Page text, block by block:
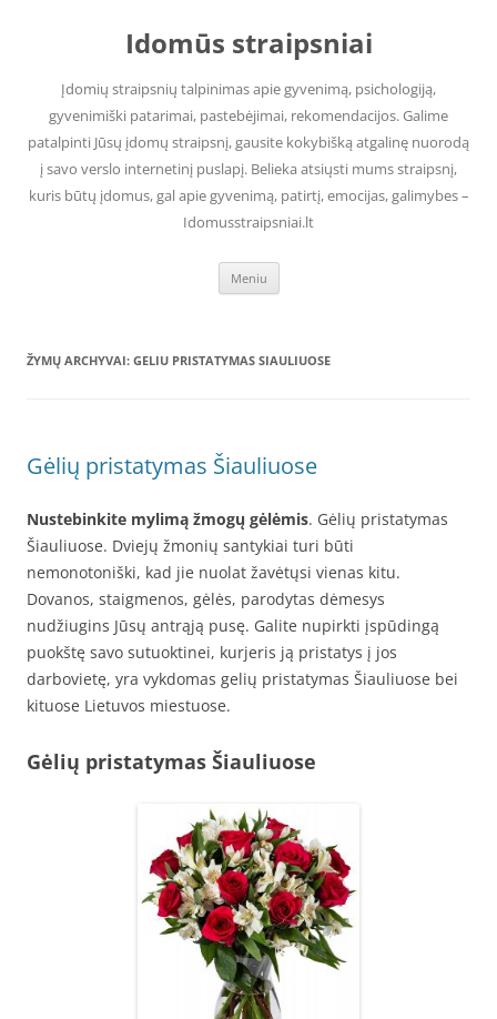
Idomūs straipsniai
Įdomių straipsnių talpinimas apie gyvenimą, psichologiją,
gyvenimiški patarimai, pastebėjimai, rekomendacijos. Galime
patalpinti Jūsų įdomų straipsnį, gausite kokybišką atgalinę nuorodą
į savo verslo internetinį puslapį. Belieka atsiųsti mums straipsnį,
kuris būtų įdomus, gal apie gyvenimą, patirtį, emocijas, galimybes –
Idomusstraipsniai.lt
Meniu
ŽYMŲ ARCHYVAI: GELIU PRISTATYMAS SIAULIUOSE
Gėlių pristatymas Šiauliuose
Nustebinkite mylimą žmogų gėlėmis. Gėlių pristatymas
Šiauliuose. Dviejų žmonių santykiai turi būti
nemonotoniški, kad jie nuolat žavėtųsi vienas kitu.
Dovanos, staigmenos, gėlės, parodytas dėmesys
nudžiugins Jūsų antrąją pusę. Galite nupirkti įspūdingą
puokštę savo sutuoktinei, kurjeris ją pristatys į jos
darbovietę, yra vykdomas gelių pristatymas Šiauliuose bei
kituose Lietuvos miestuose.
Gėlių pristatymas Šiauliuose